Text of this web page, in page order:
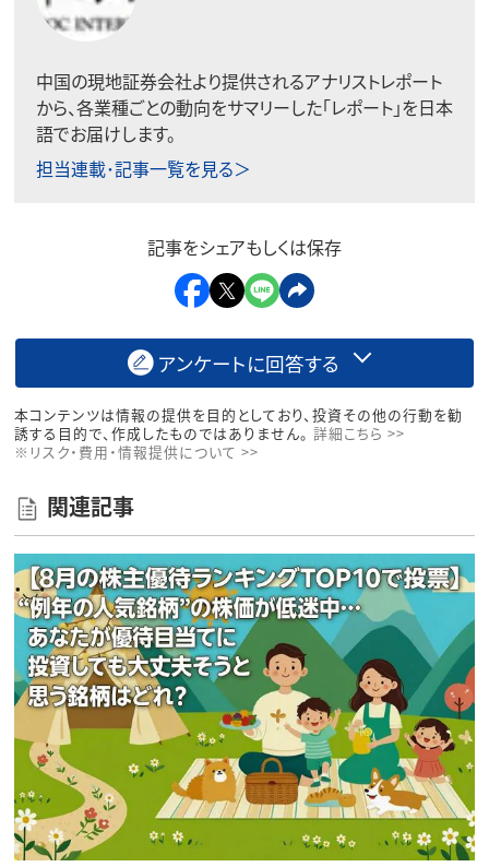
中国の現地証券会社より提供されるアナリストレポート
から、各業種ごとの動向をサマリーした「レポート」を日本
語でお届けします。
担当連載･記事一覧を見る＞
記事をシェアもしくは保存
アンケートに回答する
本コンテンツは情報の提供を目的としており、投資その他の行動を勧
誘する目的で、作成したものではありません。 詳細こちら >>
※リスク・費用・情報提供について >>
関連記事